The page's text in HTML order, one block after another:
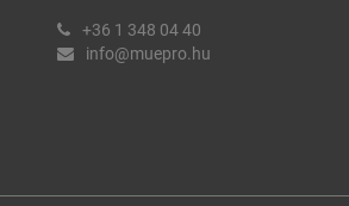
+36 1 348 04 40
info@muepro.hu